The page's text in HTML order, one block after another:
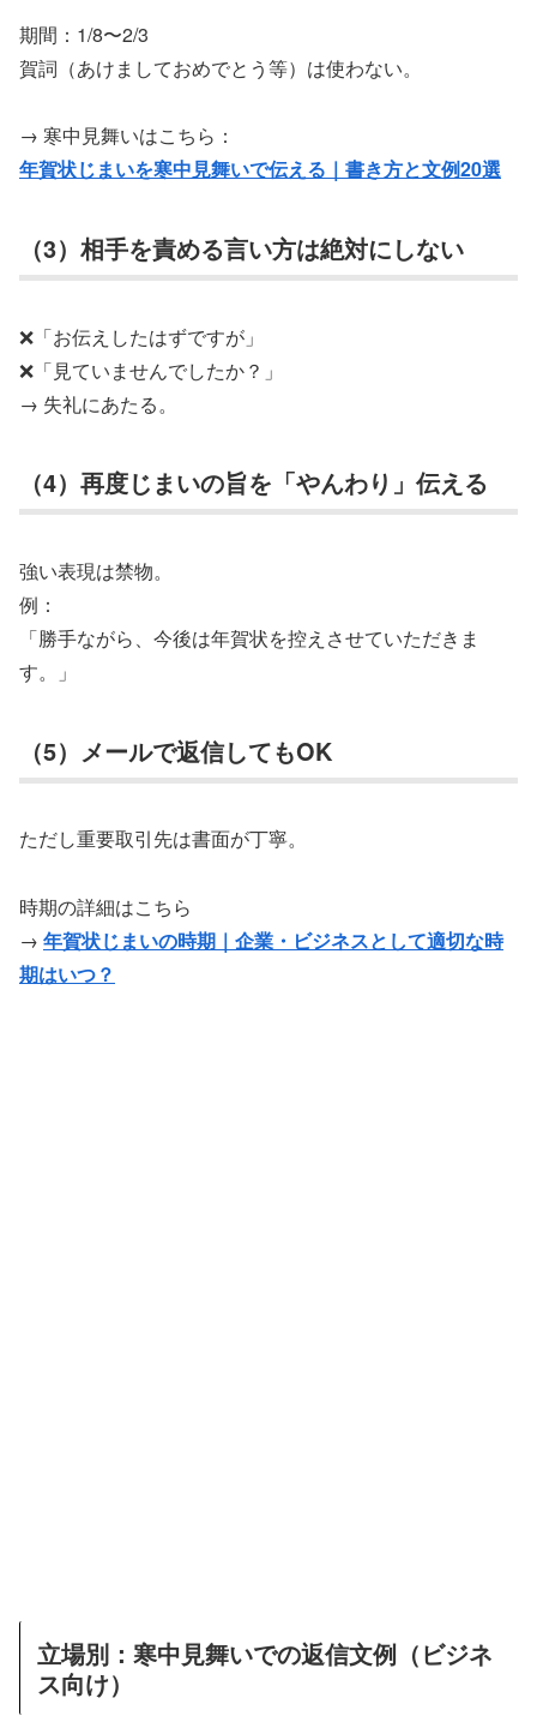
期間：1/8〜2/3
賀詞（あけましておめでとう等）は使わない。
→ 寒中見舞いはこちら：
年賀状じまいを寒中見舞いで伝える｜書き方と文例20選
（3）相手を責める言い方は絶対にしない
❌「お伝えしたはずですが」
❌「見ていませんでしたか？」
→ 失礼にあたる。
（4）再度じまいの旨を「やんわり」伝える
強い表現は禁物。
例：
「勝手ながら、今後は年賀状を控えさせていただきま
す。」
（5）メールで返信してもOK
ただし重要取引先は書面が丁寧。
時期の詳細はこちら
→ 年賀状じまいの時期｜企業・ビジネスとして適切な時
期はいつ？
立場別：寒中見舞いでの返信文例（ビジネ
ス向け）